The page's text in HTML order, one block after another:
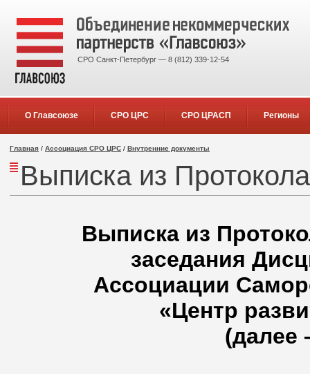
СРО Санкт-Петербург — 8 (812) 339-12-54
О Главсоюзе СРО ЦРС СРО ЦРАСП Регионы
Главная / Ассоциация СРО ЦРС / Внутренние документы
Выписка из
Выписка из
заседания
Ассоциации
«Центр
(далее